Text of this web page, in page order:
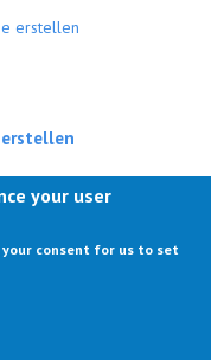
erstellen
Reiter)
your user
your consent for us to set